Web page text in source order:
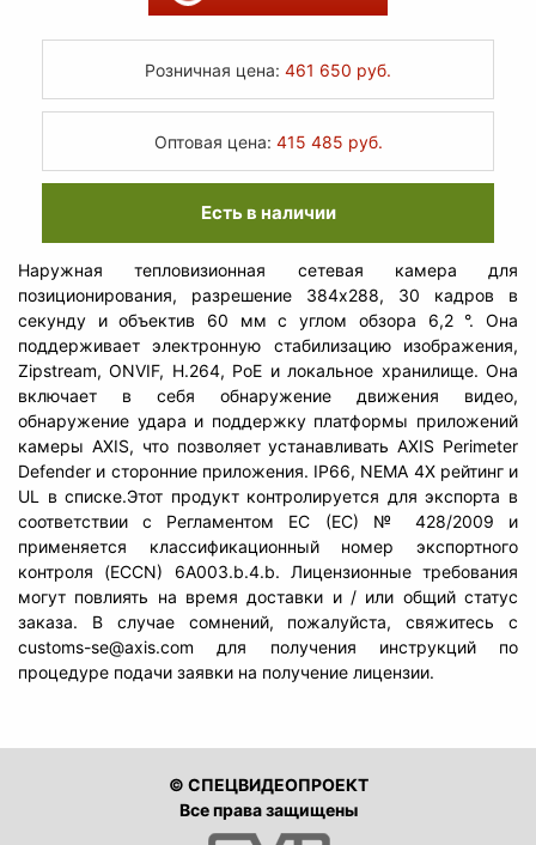
Розничная цена: 461 650 руб.
Оптовая цена: 415 485 руб.
Есть в наличии
Наружная тепловизионная сетевая камера для
позиционирования, разрешение 384x288, 30 кадров в
секунду и объектив 60 мм с углом обзора 6,2 °. Она
поддерживает электронную стабилизацию изображения,
Zipstream, ONVIF, H.264, PoE и локальное хранилище. Она
включает в себя обнаружение движения видео,
обнаружение удара и поддержку платформы приложений
камеры AXIS, что позволяет устанавливать AXIS Perimeter
Defender и сторонние приложения. IP66, NEMA 4X рейтинг и
UL в списке.Этот продукт контролируется для экспорта в
соответствии с Регламентом ЕС (EC) № 428/2009 и
применяется классификационный номер экспортного
контроля (ECCN) 6A003.b.4.b. Лицензионные требования
могут повлиять на время доставки и / или общий статус
заказа. В случае сомнений, пожалуйста, свяжитесь с
customs-se@axis.com для получения инструкций по
процедуре подачи заявки на получение лицензии.
© СПЕЦВИДЕОПРОЕКТ
Все права защищены